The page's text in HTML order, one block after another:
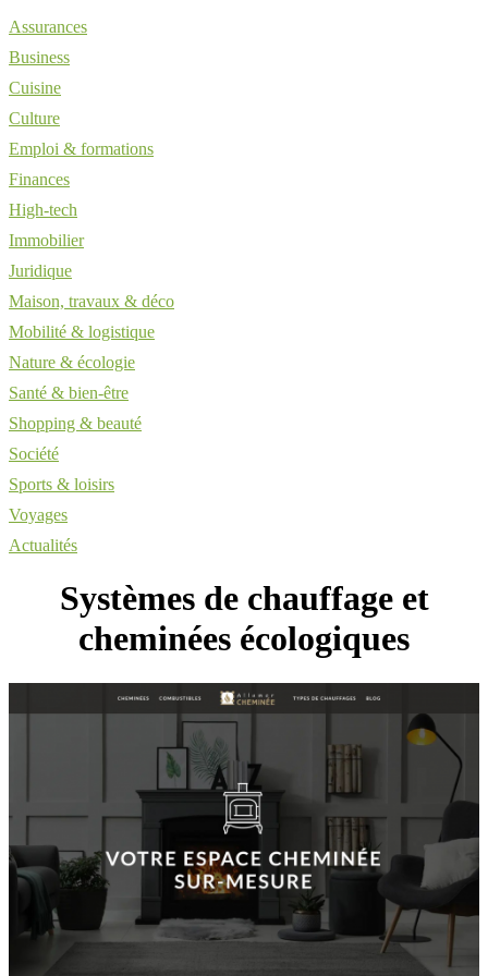
Assurances
Business
Cuisine
Culture
Emploi & formations
Finances
High-tech
Immobilier
Juridique
Maison, travaux & déco
Mobilité & logistique
Nature & écologie
Santé & bien-être
Shopping & beauté
Société
Sports & loisirs
Voyages
Actualités
Systèmes de chauffage et
cheminées écologiques